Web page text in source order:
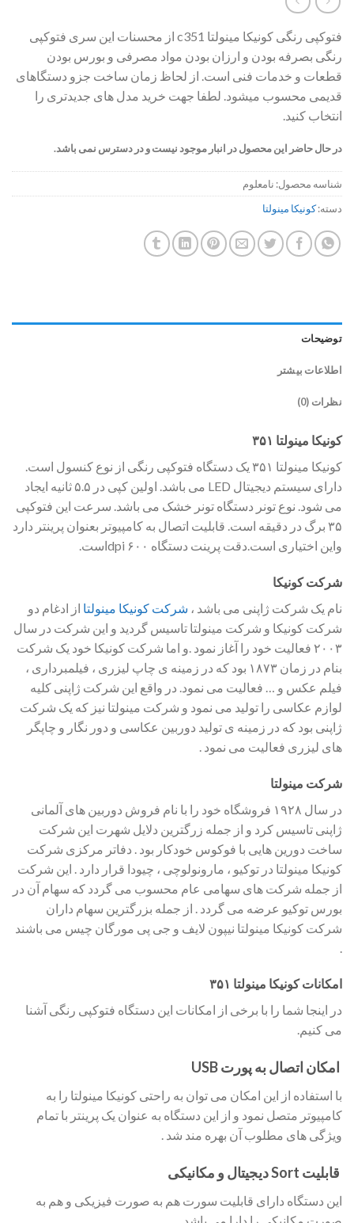
فتوکپی رنگی کونیکا مینولتا c351 از محسنات این سری فتوکپی
رنگی بصرفه بودن و ارزان بودن مواد مصرفی و بورس بودن
قطعات و خدمات فنی است. از لحاظ زمان ساخت جزو دستگاهای
قدیمی محسوب میشود. لطفا جهت خرید مدل های جدیدتری را
انتخاب کنید.
در حال حاضر این محصول در انبار موجود نیست و در دسترس نمی باشد.
شناسه محصول: نامعلوم
دسته:کونیکا مینولتا
توضیحات
اطلاعات بیشتر
نظرات (0)
کونیکا مینولتا ۳۵۱
کونیکا مینولتا ۳۵۱ یک دستگاه فتوکپی رنگی از نوع کنسول است.
دارای سیستم دیجیتال LED می باشد. اولین کپی در ۵.۵ ثانیه ایجاد
می شود. نوع تونر دستگاه تونر خشک می باشد. سرعت این فتوکپی
۳۵ برگ در دقیقه است. قابلیت اتصال به کامپیوتر بعنوان پرینتر دارد
واین اختیاری است.دقت پرینت دستگاه ۶۰۰ dpiاست.
شرکت کونیکا
نام یک شرکت ژاپنی می باشد ، شرکت کونیکا مینولتا از ادغام دو
شرکت کونیکا و شرکت مینولتا تاسیس گردید و این شرکت در سال
۲۰۰۳ فعالیت خود را آغاز نمود .و اما شرکت کونیکا خود یک شرکت
بنام در زمان ۱۸۷۳ بود که در زمینه ی چاپ لیزری ، فیلمبرداری ،
فیلم عکس و … فعالیت می نمود. در واقع این شرکت ژاپنی کلیه
لوازم عکاسی را تولید می نمود و شرکت مینولتا نیز که یک شرکت
ژاپنی بود که در زمینه ی تولید دوربین عکاسی و دور نگار و چاپگر
های لیزری فعالیت می نمود .
شرکت مینولتا
در سال ۱۹۲۸ فروشگاه خود را با نام فروش دوربین های آلمانی
ژاپنی تاسیس کرد و از جمله زرگترین دلایل شهرت این شرکت
ساخت دورین هایی با فوکوس خودکار بود . دفاتر مرکزی شرکت
کونیکا مینولتا در توکیو ، مارونولوچی ، چیودا قرار دارد . این شرکت
از جمله شرکت های سهامی عام محسوب می گردد که سهام آن در
بورس توکیو عرضه می گردد . از جمله بزرگترین سهام داران
شرکت کونیکا مینولتا نیپون لایف و جی پی مورگان چیس می باشند
امکانات کونیکا مینولتا ۳۵۱
در اینجا شما را با برخی از امکانات این دستگاه فتوکپی رنگی آشنا
می کنیم.
امکان اتصال به پورت USB
با استفاده از این امکان می توان به راحتی کونیکا مینولتا را به
کامپیوتر متصل نمود و از این دستگاه به عنوان یک پرینتر با تمام
ویژگی های مطلوب آن بهره مند شد .
قابلیت Sort دیجیتال و مکانیکی
این دستگاه دارای قابلیت سورت هم به صورت فیزیکی و هم به